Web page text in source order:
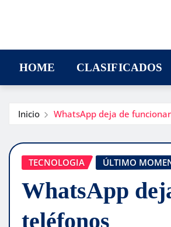
HOME CLASIFICADOS
Inicio WhatsApp deja de
TECNOLOGIA ÚLTIMO
WhatsApp
teléfonos